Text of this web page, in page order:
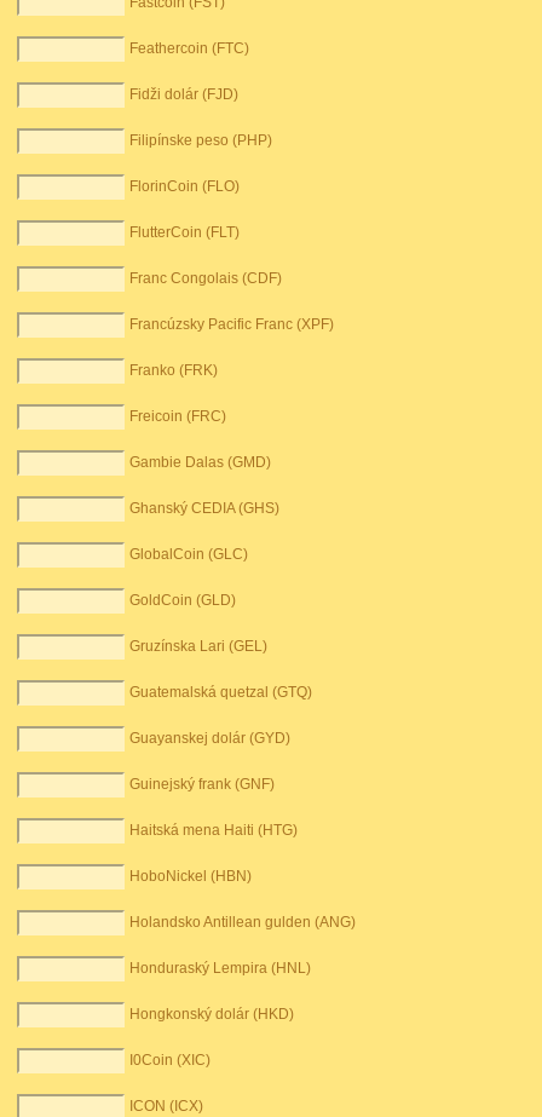
Feathercoin (FTC)
Fidži dolár (FJD)
Filipínske peso (PHP)
FlorinCoin (FLO)
FlutterCoin (FLT)
Franc Congolais (CDF)
Francúzsky Pacific Franc (XPF)
Franko (FRK)
Freicoin (FRC)
Gambie Dalas (GMD)
Ghanský CEDIA (GHS)
GlobalCoin (GLC)
GoldCoin (GLD)
Gruzínska Lari (GEL)
Guatemalská quetzal (GTQ)
Guayanskej dolár (GYD)
Guinejský frank (GNF)
Haitská mena Haiti (HTG)
HoboNickel (HBN)
Holandsko Antillean gulden (ANG)
Honduraský Lempira (HNL)
Hongkonský dolár (HKD)
I0Coin (XIC)
ICON (ICX)